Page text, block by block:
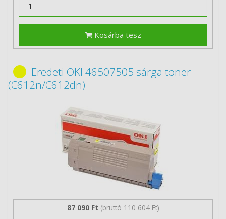
Kosárba tesz
Eredeti OKI 46507505 sárga toner
(C612n/C612dn)
87 090 Ft (bruttó 110 604 Ft)